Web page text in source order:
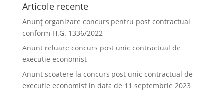
Articole recente
Anunț organizare concurs pentru post contractual
conform H.G. 1336/2022
Anunt reluare concurs post unic contractual de
executie economist
Anunt scoatere la concurs post unic contractual de
executie economist in data de 11 septembrie 2023